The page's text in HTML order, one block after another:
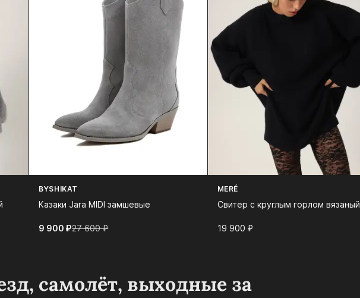
BYSHIKAT
Казаки Jara MIDI замшевые
9 900⁠ ⁠₽27 600⁠ ⁠₽
MERÉ
Свитер с круглым горлом вязаный
19 900⁠ ⁠₽
самолёт, выходные за